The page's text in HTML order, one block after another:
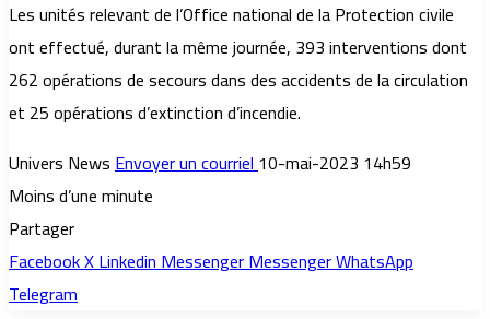
Les unités relevant de l’Office national de la Protection civile
ont effectué, durant la même journée, 393 interventions dont
262 opérations de secours dans des accidents de la circulation
et 25 opérations d’extinction d’incendie.
Univers NewsEnvoyer un courriel10-mai-2023 14h59
Moins d’une minute
Partager
FacebookXLinkedinMessengerMessengerWhatsApp
Telegram